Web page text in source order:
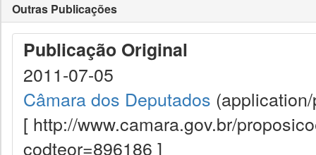
Outras Publicações
Publicação Original
2011-07-05
Câmara dos Deputados
[ http://www.camara.gov.br/
codteor=896186 ]